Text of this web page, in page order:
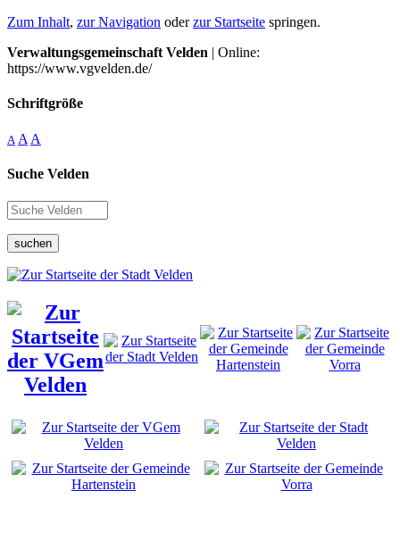
Zum Inhalt, zur Navigation oderzur Startseite springen.
Verwaltungsgemeinschaft Velden | Online:
https://www.vgvelden.de/
Schriftgröße
A A A
Suche Velden
suchen